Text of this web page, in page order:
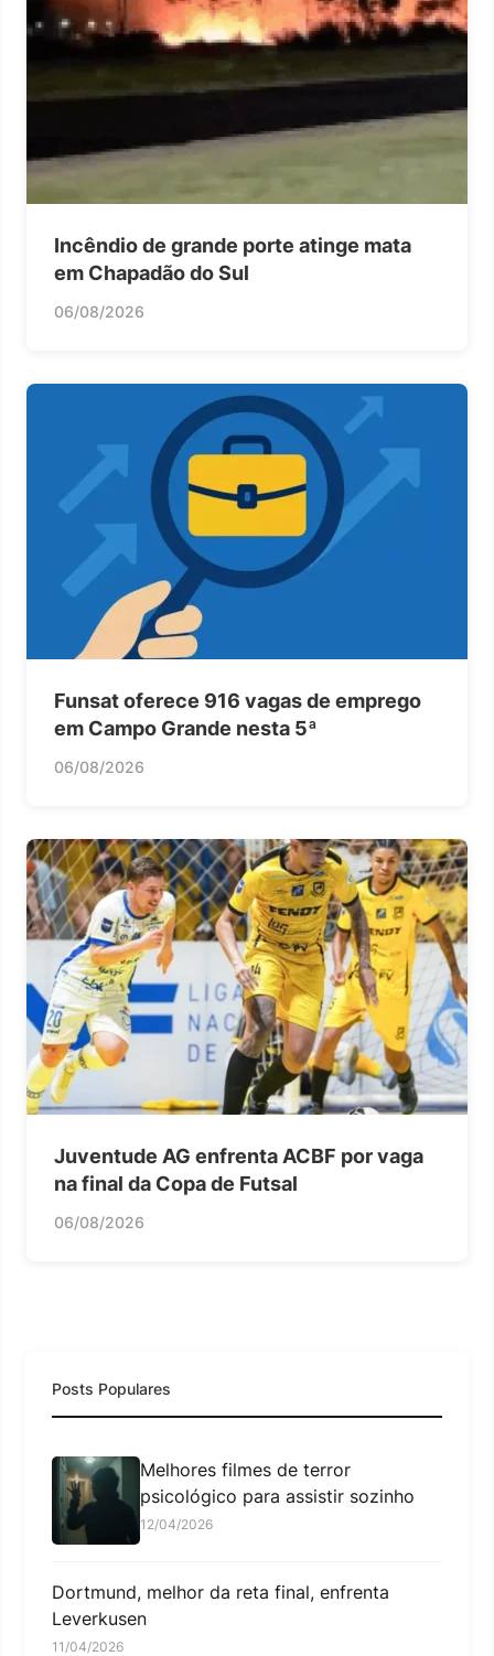
Incêndio de grande porte atinge mata
em Chapadão do Sul
06/08/2026
Funsat oferece 916 vagas de emprego
em Campo Grande nesta 5ª
06/08/2026
Juventude AG enfrenta ACBF por vaga
na final da Copa de Futsal
06/08/2026
Posts Populares
Melhores filmes de terror
psicológico para assistir sozinho
12/04/2026
Dortmund, melhor da reta final, enfrenta
Leverkusen
11/04/2026